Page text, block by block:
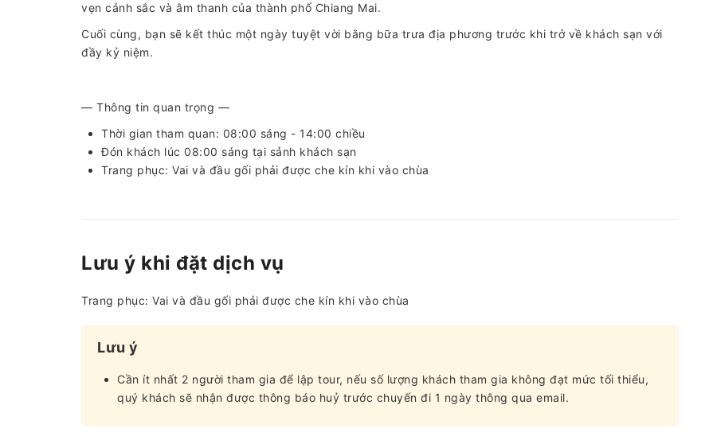
vẹn cảnh sắc và âm thanh của thành phố Chiang Mai.
Cuối cùng, bạn sẽ kết thúc một ngày tuyệt vời bằng bữa trưa địa phương trước khi trở về khách sạn với
đầy kỷ niệm.
— Thông tin quan trọng —
Thời gian tham quan: 08:00 sáng - 14:00 chiều
Đón khách lúc 08:00 sáng tại sảnh khách sạn
Trang phục: Vai và đầu gối phải được che kín khi vào chùa
Lưu ý khi đặt dịch vụ
Trang phục: Vai và đầu gối phải được che kín khi vào chùa
Lưu ý
Cần ít nhất 2 người tham gia để lập tour, nếu số lượng khách tham gia không đạt mức tối thiểu,
quý khách sẽ nhận được thông báo huỷ trước chuyến đi 1 ngày thông qua email.